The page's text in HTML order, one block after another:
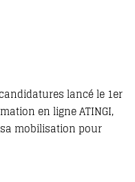
lancé le 1er
en ligne ATINGI,
sa mobilisation pour